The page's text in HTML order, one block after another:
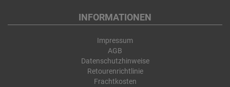
INFORMATIONEN
Impressum
AGB
Datenschutzhinweise
Retourenrichtlinie
Frachtkosten